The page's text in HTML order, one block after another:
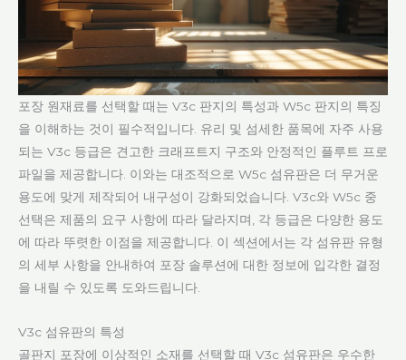
포장 원재료를 선택할 때는 V3c 판지의 특성과 W5c 판지의 특징
을 이해하는 것이 필수적입니다. 유리 및 섬세한 품목에 자주 사용
되는 V3c 등급은 견고한 크래프트지 구조와 안정적인 플루트 프로
파일을 제공합니다. 이와는 대조적으로 W5c 섬유판은 더 무거운
용도에 맞게 제작되어 내구성이 강화되었습니다. V3c와 W5c 중
선택은 제품의 요구 사항에 따라 달라지며, 각 등급은 다양한 용도
에 따라 뚜렷한 이점을 제공합니다. 이 섹션에서는 각 섬유판 유형
의 세부 사항을 안내하여 포장 솔루션에 대한 정보에 입각한 결정
을 내릴 수 있도록 도와드립니다.
V3c 섬유판의 특성
골판지 포장에 이상적인 소재를 선택할 때 V3c 섬유판은 우수한